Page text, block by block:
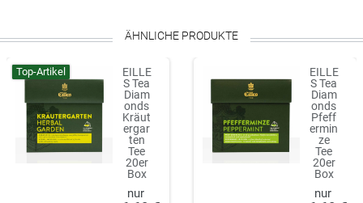
ÄHNLICHE PRODUKTE
Top-Artikel
EILLE
S Tea
Diam
onds
Kräut
ergar
ten
Tee
20er
Box
EILLE
S Tea
Diam
onds
Pfeff
ermin
ze
Tee
20er
Box